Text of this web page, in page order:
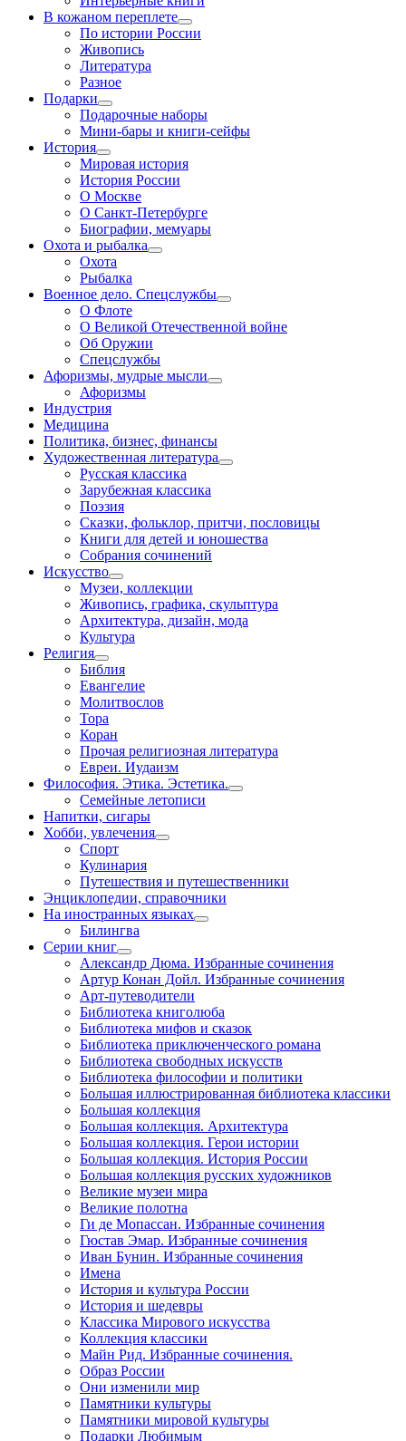
В кожаном переплете
По истории России
Живопись
Литература
Разное
Подарки
Подарочные наборы
Мини-бары и книги-сейфы
История
Мировая история
История России
О Москве
О Санкт-Петербурге
Биографии, мемуары
Охота и рыбалка
Охота
Рыбалка
Военное дело. Спецслужбы
О Флоте
О Великой Отечественной войне
Об Оружии
Спецслужбы
Афоризмы, мудрые мысли
Афоризмы
Индустрия
Медицина
Политика, бизнес, финансы
Художественная литература
Русская классика
Зарубежная классика
Поэзия
Сказки, фольклор, притчи, пословицы
Книги для детей и юношества
Собрания сочинений
Искусство
Музеи, коллекции
Живопись, графика, скульптура
Архитектура, дизайн, мода
Культура
Религия
Библия
Евангелие
Молитвослов
Тора
Коран
Прочая религиозная литература
Евреи. Иудаизм
Философия. Этика. Эстетика.
Семейные летописи
Напитки, сигары
Хобби, увлечения
Спорт
Кулинария
Путешествия и путешественники
Энциклопедии, справочники
На иностранных языках
Билингва
Серии книг
Александр Дюма. Избранные сочинения
Артур Конан Дойл. Избранные сочинения
Арт-путеводители
Библиотека книголюба
Библиотека мифов и сказок
Библиотека приключенческого романа
Библиотека свободных искусств
Библиотека философии и политики
Большая иллюстрированная библиотека классики
Большая коллекция
Большая коллекция. Архитектура
Большая коллекция. Герои истории
Большая коллекция. История России
Большая коллекция русских художников
Великие музеи мира
Великие полотна
Ги де Мопассан. Избранные сочинения
Гюстав Эмар. Избранные сочинения
Иван Бунин. Избранные сочинения
Имена
История и культура России
История и шедевры
Классика Мирового искусства
Коллекция классики
Майн Рид. Избранные сочинения.
Образ России
Они изменили мир
Памятники культуры
Памятники мировой культуры
Подарки Любимым